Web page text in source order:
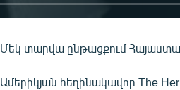
Մեկ տարվա ընթացքում
Ամերիկյան հեղինակավոր The